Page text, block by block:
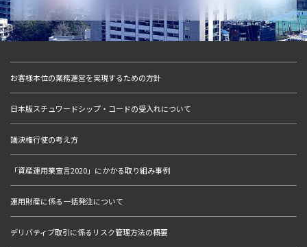
お客様本位の業務運営を実現するための方針
日本版スチュワードシップ・コードの受入れについて
議決権行使の考え方
「資産運用業宣言2020」にかかる取り組み事例
運用財産に係る一括発注について
デリバティブ取引に係るリスク管理方法の概要